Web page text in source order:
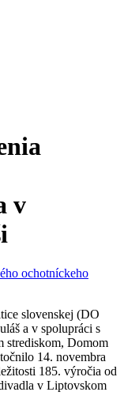
v
slovenskej (DO
a v spolupráci s
strediskom, Domom
14. novembra
185. výročia od
v Liptovskom